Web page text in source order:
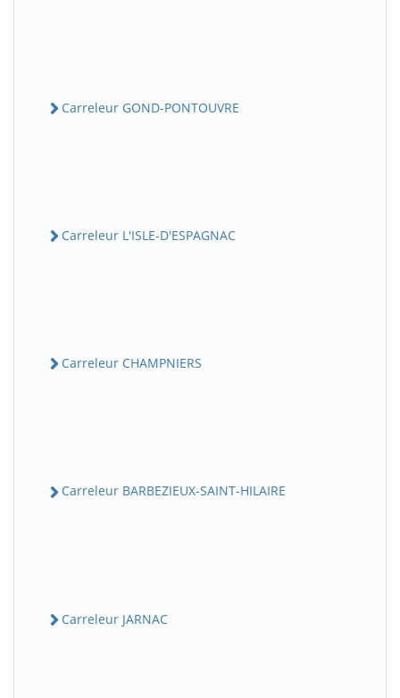
Carreleur GOND-PONTOUVRE
Carreleur L'ISLE-D'ESPAGNAC
Carreleur CHAMPNIERS
Carreleur BARBEZIEUX-SAINT-HILAIRE
Carreleur JARNAC